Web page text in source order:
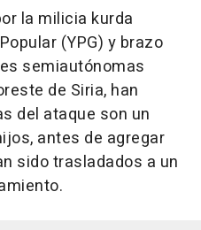
la milicia kurda
(YPG) y brazo
semiautónomas
de Siria, han
del ataque son un
antes de agregar
sido trasladados a un